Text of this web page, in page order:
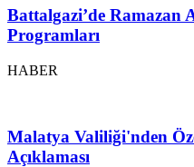
Battalgazi’de Ramazan
Programları
HABER
Malatya Valiliği'nden
Açıklaması